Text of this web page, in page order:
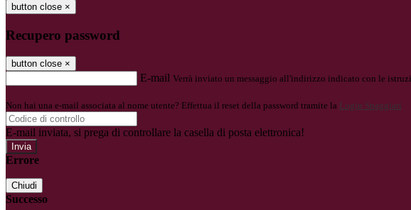
button close ×
Recupero password
button close ×
E-mail Verrà inviato un messaggio all'indirizzo indicato con le
Non hai una e-mail associata al nome utente? Effettua il reset della password tramite la Login Spaggiari
E-mail inviata, si prega di controllare la casella di posta elettronica!
Errore
Chiudi
Successo